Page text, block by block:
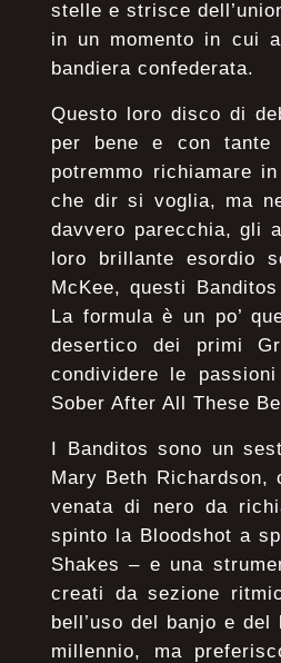
stelle e strisce
in un momento in cui
bandiera confederata.
Questo loro disco di
per bene e con tante
potremmo richiamare
che dir si voglia, ma
davvero parecchia, gli
loro brillante esordio
McKee, questi
La formula è un po’
desertico dei primi
condividere le
Sober After All These
I Banditos sono un
Mary Beth
venata di nero da
spinto la Bloodshot a
Shakes – e una
creati da sezione
bell’uso del banjo e
millennio, ma